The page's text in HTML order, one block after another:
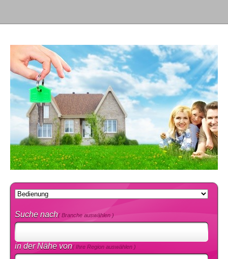
Suche nach( Branche auswählen )
in der Nähe von( Ihre Region auswählen )